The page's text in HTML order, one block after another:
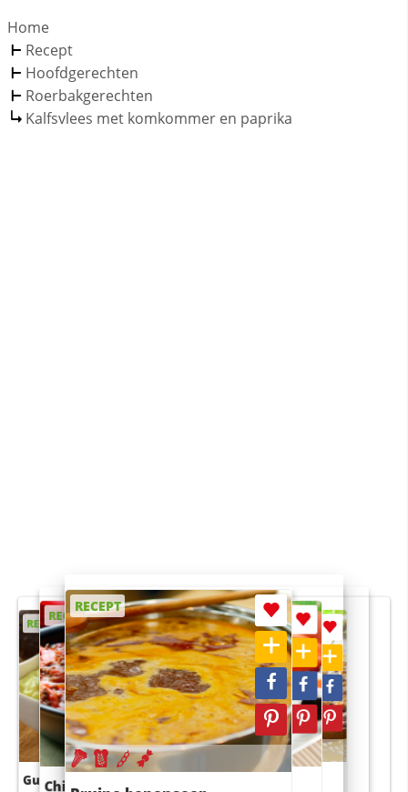
Home
Recept
Hoofdgerechten
Roerbakgerechten
Kalfsvlees met komkommer en paprika
RECEPT
Guacamole
RECEPT
Chili con carne
RECEPT
RECEPT
Sushi rijstsalade
RECEPT